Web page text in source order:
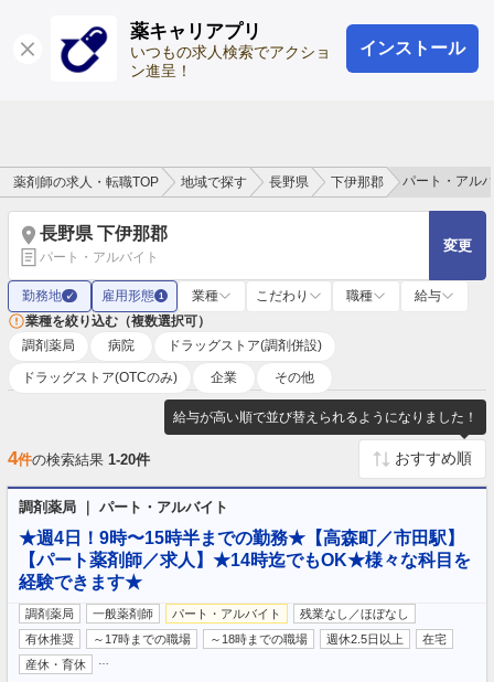
薬キャリアプリ
いつもの求人検索でアクショ
ン進呈！
インストール
ログイン 会員登録
薬剤師の求人・転職TOP 地域で探す 長野県 下伊那郡 パート・アル
長野県 下伊那郡
パート・アルバイト
変更
勤務地 ✓ 雇用形態 1 業種 こだわり 職種
給与
業種を絞り込む（複数選択可）
調剤薬局
病院 ドラッグストア(調剤併設)
ドラッグストア(OTCのみ) 企業 その他
給与が高い順で並び替えられるようになりました！
4件の検索結果 1-20件
調剤薬局 ｜ パート・アルバイト
★週4日！9時〜15時半までの勤務★【高森町／市田駅】
【パート薬剤師／求人】★14時迄でもOK★様々な科目を
経験できます★
調剤薬局 一般薬剤師 パート・アルバイト
残業なし／ほぼなし
有休推奨
～17時までの職場 ～18時までの職場 週休2.5日以上
在宅
産休・育休